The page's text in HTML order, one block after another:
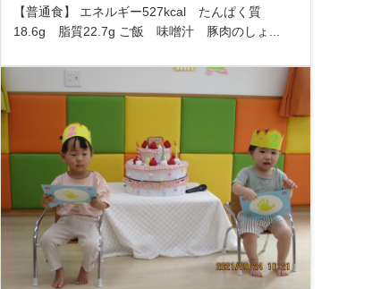
【普通食】 エネルギー527kcal たんぱく質
18.6g 脂質22.7g ご飯 味噌汁 豚肉のしょ...